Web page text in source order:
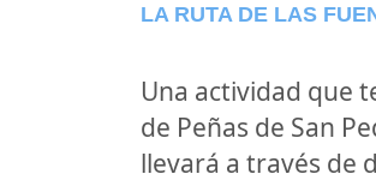
LA RUTA DE LAS
Una actividad que
de Peñas de San
llevará a través de